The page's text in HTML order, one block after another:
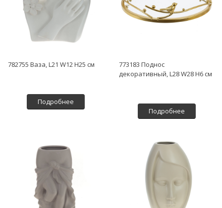
782755 Ваза, L21 W12 H25 см
Подробнее
773183 Поднос
декоративный, L28 W28 H6 см
Подробнее